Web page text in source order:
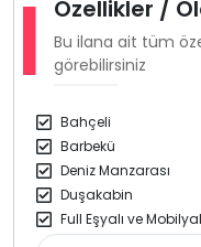
olup her biri konforlu bir
edilmiştir. Her villanın
ait özel yüzme havuzu
alanı da yer almaktadır.
Doğa içerisinde yürüme
bulunan villamız,
villa seçeneğidir. Geniş
vakit geçirebilir, özel
Özellikler /
Bu ilana ait tüm
görebilirsiniz
Bahçeli
Barbekü
Deniz Manzarası
Duşakabin
Full Eşyalı ve